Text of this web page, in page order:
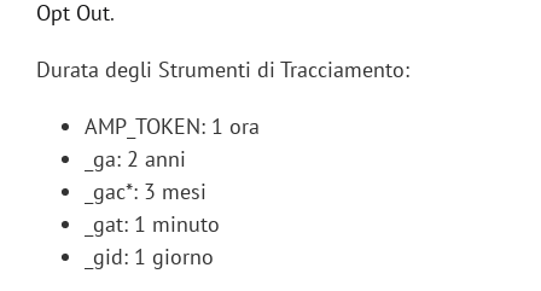
Opt Out.
Durata degli Strumenti di Tracciamento:
AMP_TOKEN: 1 ora
_ga: 2 anni
_gac*: 3 mesi
_gat: 1 minuto
_gid: 1 giorno